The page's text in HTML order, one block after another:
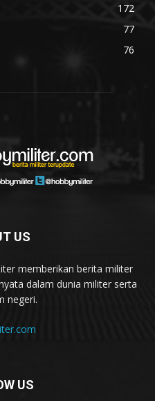
172
77
76
US
memberikan berita militer
dalam dunia militer serta
negeri.
US